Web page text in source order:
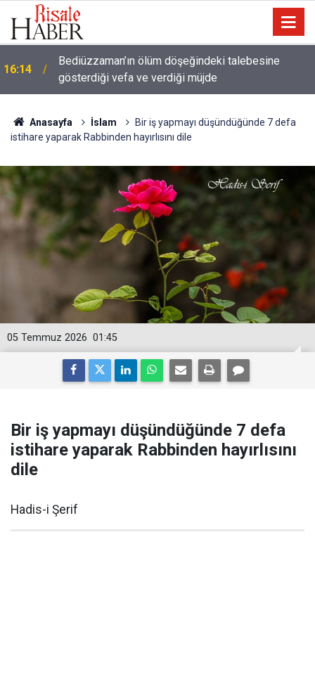
14:57
Meta'ya çocuk güvenliği davasında rekor ceza: 567
milyon dolar ödeyecek
Anasayfa İslam
Bir iş yapmayı düşündüğünde 7 defa
istihare yaparak Rabbinden hayırlısını dile
01:45
05 Temmuz 2026
Bir iş yapmayı düşündüğünde 7 defa
istihare yaparak Rabbinden hayırlısını
dile
Hadis-i Şerif